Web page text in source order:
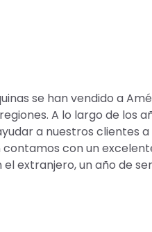
se han vendido a
A lo largo de los
a nuestros clientes a
con un
extranjero, un año de